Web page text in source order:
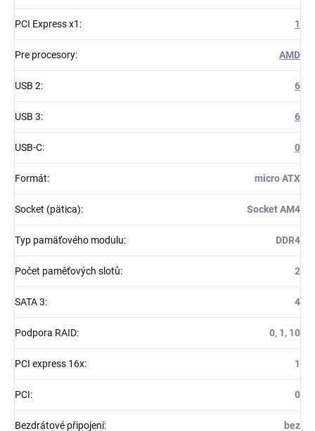
PCI Express x1 : 1
Pre procesory: AMD
USB 2: 6
USB 3: 6
USB-C: 0
Formát: micro ATX
Socket (pätica): Socket AM4
Typ pamäťového modulu: DDR4
Počet paměťových slotů: 2
SATA 3: 4
Podpora RAID: 0, 1, 10
PCI express 16x: 1
PCI: 0
Bezdrátové připojení: bez